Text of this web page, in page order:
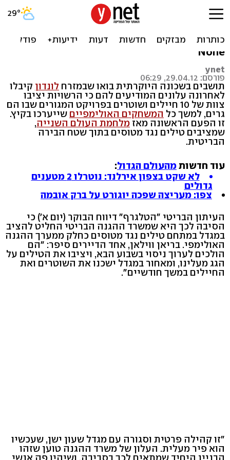
הפתעה לאולימפיאדה: טילים
נגד מטוסים על הגג
None
ynet
פורסם: 29.04.12, 06:29
תושבים בשכונה היוקרתית בואו שבמזרח לונדון קיבלו
לאחרונה עלונים המודיעים להם כי הרשויות יציבו
צוות של 10 חיילים ושוטרים בפרויקט המגורים שבו הם
גרים, למשך כל המשחקים האולימפיים שייערכו בקיץ.
זו הפעם הראשונה מאז מלחמת העולם השנייה,
שמציבים טילים נגד מטוסים בתוך שטח הבירה
הבריטית.
עוד חדשותמהעולם הגדול:
לא שקט בצפון אירלנד: נוטרלו 2 מטענים
גדולים
צפו: מעריצה שפכה יוגורט על ברק אובמה
העיתון הבריטי "הטלגרף" דיווח הבוקר (יום א') כי
הסיבה לכך היא שמשרד ההגנה הבריטי החליט להציב
במגדל במתחם טילים נגד מטוסים כחלק ממערך ההגנה
האולימפי. בריאן ווילאן, אחד הדיירים סיפר: "הם
הולכים לערוך ניסוי בשבוע הבא, ויציבו את הטילים על
הגג מעלינו, ומאחור במגדל ישכנו את השוטרים ואת
החיילים במשך חודשיים".
"זו קהילה פרטית וסגורה עם מגדל שעון ישן, שעכשיו
הוא פיר מעלית. העלון של משרד ההגנה טוען שזהו